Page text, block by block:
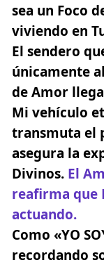
sea un Foco
viviendo en
El sendero
únicamente
de Amor
Mi vehículo
transmuta el
asegura la
Divinos. El
reafirma que
actuando.
Como «YO
recordando